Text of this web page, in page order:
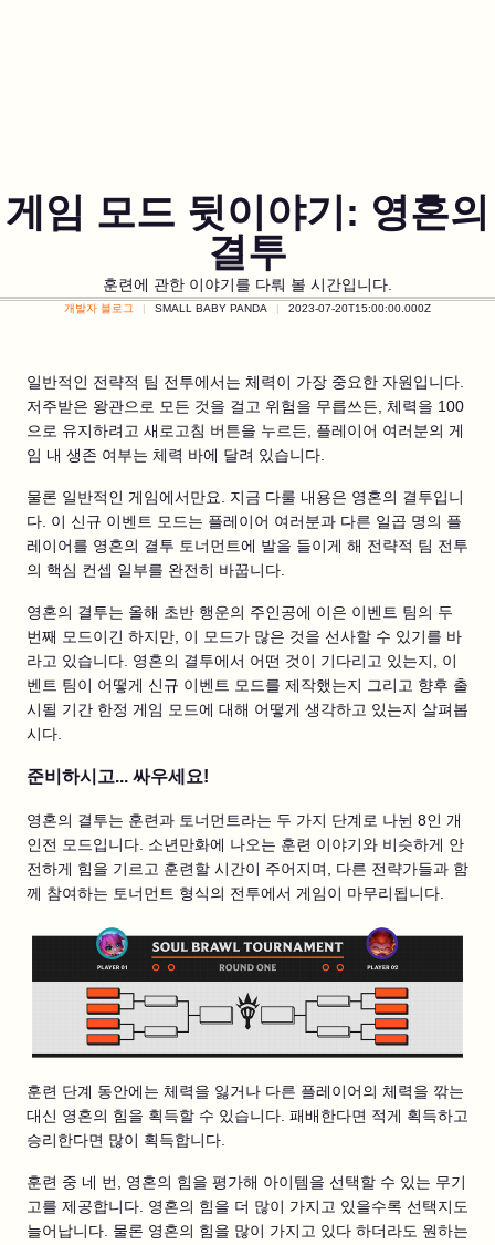
게임 모드 뒷이야기: 영혼의
결투
훈련에 관한 이야기를 다뤄 볼 시간입니다.
개발자 블로그 SMALL BABY PANDA 2023-07-20T15:00:00.000Z
일반적인 전략적 팀 전투에서는 체력이 가장 중요한 자원입니다.
저주받은 왕관으로 모든 것을 걸고 위험을 무릅쓰든, 체력을 100
으로 유지하려고 새로고침 버튼을 누르든, 플레이어 여러분의 게
임 내 생존 여부는 체력 바에 달려 있습니다.
물론 일반적인 게임에서만요. 지금 다룰 내용은 영혼의 결투입니
다. 이 신규 이벤트 모드는 플레이어 여러분과 다른 일곱 명의 플
레이어를 영혼의 결투 토너먼트에 발을 들이게 해 전략적 팀 전투
의 핵심 컨셉 일부를 완전히 바꿉니다.
영혼의 결투는 올해 초반 행운의 주인공에 이은 이벤트 팀의 두
번째 모드이긴 하지만, 이 모드가 많은 것을 선사할 수 있기를 바
라고 있습니다. 영혼의 결투에서 어떤 것이 기다리고 있는지, 이
벤트 팀이 어떻게 신규 이벤트 모드를 제작했는지 그리고 향후 출
시될 기간 한정 게임 모드에 대해 어떻게 생각하고 있는지 살펴봅
시다.
준비하시고... 싸우세요!
영혼의 결투는 훈련과 토너먼트라는 두 가지 단계로 나뉜 8인 개
인전 모드입니다. 소년만화에 나오는 훈련 이야기와 비슷하게 안
전하게 힘을 기르고 훈련할 시간이 주어지며, 다른 전략가들과 함
께 참여하는 토너먼트 형식의 전투에서 게임이 마무리됩니다.
훈련 단계 동안에는 체력을 잃거나 다른 플레이어의 체력을 깎는
대신 영혼의 힘을 획득할 수 있습니다. 패배한다면 적게 획득하고
승리한다면 많이 획득합니다.
훈련 중 네 번, 영혼의 힘을 평가해 아이템을 선택할 수 있는 무기
고를 제공합니다. 영혼의 힘을 더 많이 가지고 있을수록 선택지도
늘어납니다. 물론 영혼의 힘을 많이 가지고 있다 하더라도 원하는